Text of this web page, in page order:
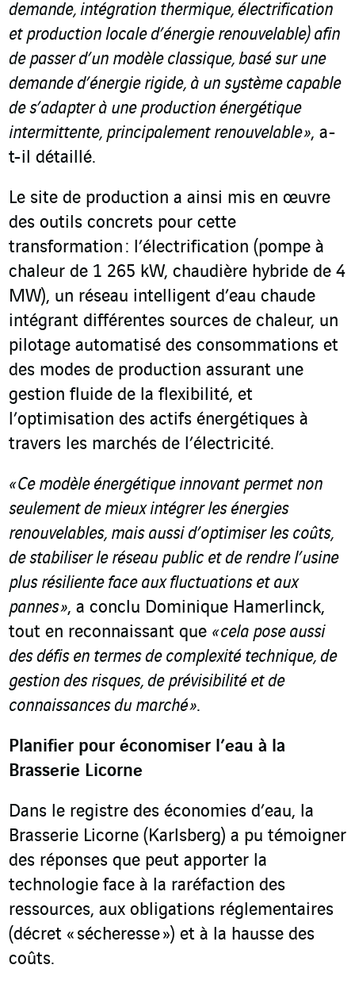
demande, intégration thermique, électrification
et production locale d’énergie renouvelable) afin
de passer d’un modèle classique, basé sur une
demande d’énergie rigide, à un système capable
de s’adapter à une production énergétique
intermittente, principalement renouvelable », a-
t-il détaillé.
Le site de production a ainsi mis en œuvre
des outils concrets pour cette
transformation : l’électrification (pompe à
chaleur de 1 265 kW, chaudière hybride de 4
MW), un réseau intelligent d’eau chaude
intégrant différentes sources de chaleur, un
pilotage automatisé des consommations et
des modes de production assurant une
gestion fluide de la flexibilité, et
l’optimisation des actifs énergétiques à
travers les marchés de l’électricité.
« Ce modèle énergétique innovant permet non
seulement de mieux intégrer les énergies
renouvelables, mais aussi d’optimiser les coûts,
de stabiliser le réseau public et de rendre l’usine
plus résiliente face aux fluctuations et aux
pannes », a conclu Dominique Hamerlinck,
tout en reconnaissant que « cela pose aussi
des défis en termes de complexité technique, de
gestion des risques, de prévisibilité et de
connaissances du marché ».
Planifier pour économiser l’eau à la
Brasserie Licorne
Dans le registre des économies d’eau, la
Brasserie Licorne (Karlsberg) a pu témoigner
des réponses que peut apporter la
technologie face à la raréfaction des
ressources, aux obligations réglementaires
(décret « sécheresse ») et à la hausse des
coûts.